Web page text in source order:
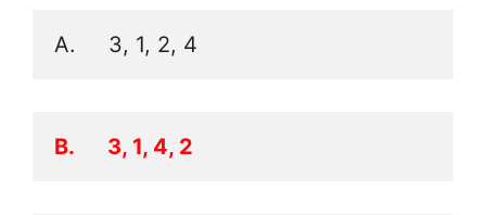
A.     3, 1, 2, 4
B.      3, 1, 4, 2